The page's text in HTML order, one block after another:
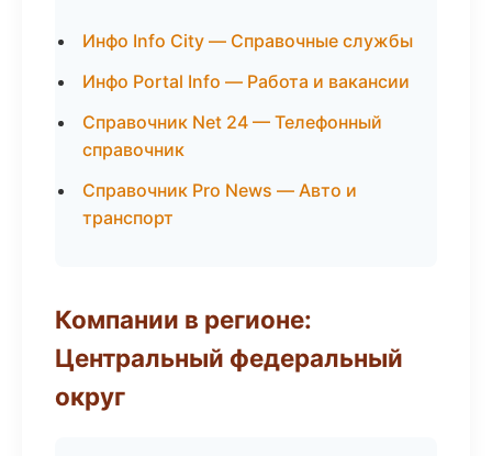
Инфо Info City — Справочные службы
Инфо Portal Info — Работа и вакансии
Справочник Net 24 — Телефонный
справочник
Справочник Pro News — Авто и
транспорт
Компании в регионе:
Центральный федеральный
округ